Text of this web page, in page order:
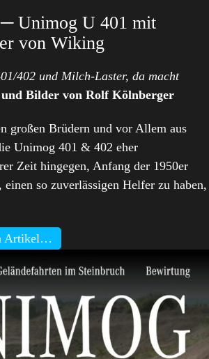
Unimog U 401 mit
von Wiking
402 und Milch-Laster, da macht
und Bilder von Rolf Kölnberger
großen Brüdern und vor Allem aus
Unimog 401 & 402 eher
Zeit hingegen, Anfang der 1950er
so zuverlässigen Helfer zu haben,
Artikel…